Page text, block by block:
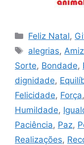
Categorias
Feliz Natal,
Tags
alegrias,
Sorte, Bondade,
dignidade,
Felicidade, Força,
Humildade,
Paciência, Paz,
Realizações,